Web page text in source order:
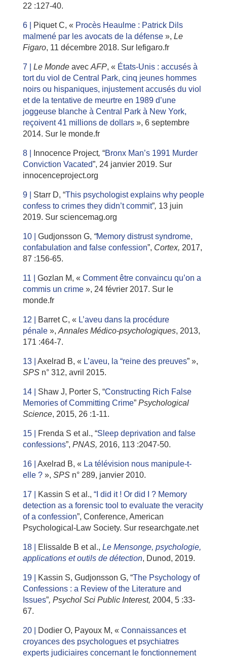
22 :127-40.
6 | Piquet C, « Procès Heaulme : Patrick Dils
malmené par les avocats de la défense», Le
Figaro, 11 décembre 2018. Sur lefigaro.fr
7 | Le MondeavecAFP, « États-Unis : accusés à
tort du viol de Central Park, cinq jeunes hommes
noirs ou hispaniques, injustement accusés du viol
et de la tentative de meurtre en 1989 d’une
joggeuse blanche à Central Park à New York,
reçoivent 41 millions de dollars», 6 septembre
2014. Sur le monde.fr
8 | Innocence Project, “Bronx Man’s 1991 Murder
Conviction Vacated”, 24 janvier 2019. Sur
innocenceproject.org
9 | Starr D, “This psychologist explains why people
confess to crimes they didn’t commit”, 13 juin
2019. Sur sciencemag.org
10 | Gudjonsson G, “Memory distrust syndrome,
confabulation and false confession”, Cortex, 2017,
87 :156-65.
11 | Gozlan M, « Comment être convaincu qu’on a
commis un crime», 24 février 2017. Sur le
monde.fr
12 | Barret C, « L’aveu dans la procédure
pénale»,Annales Médico-psychologiques, 2013,
171 :464-7.
13 | Axelrad B, « L’aveu, la “reine des preuves” »,
SPSn° 312, avril 2015.
14 | Shaw J, Porter S, “Constructing Rich False
Memories of Committing Crime” Psychological
Science, 2015, 26 :1-11.
15 | Frenda S et al., “Sleep deprivation and false
confessions”, PNAS, 2016, 113 :2047-50.
16 | Axelrad B, « La télévision nous manipule-t-
elle ?», SPSn° 289, janvier 2010.
17 | Kassin S et al., “I did it ! Or did I ? Memory
detection as a forensic tool to evaluate the veracity
of a confession”, Conference, American
Psychological-Law Society. Sur researchgate.net
18 | Elissalde B et al., Le Mensonge, psychologie,
applications et outils de détection, Dunod, 2019.
19 | Kassin S, Gudjonsson G, “The Psychology of
Confessions : a Review of the Literature and
Issues”, Psychol Sci Public Interest, 2004, 5 :33-
67.
20 | Dodier O, Payoux M, « Connaissances et
croyances des psychologues et psychiatres
experts judiciaires concernant le fonctionnement